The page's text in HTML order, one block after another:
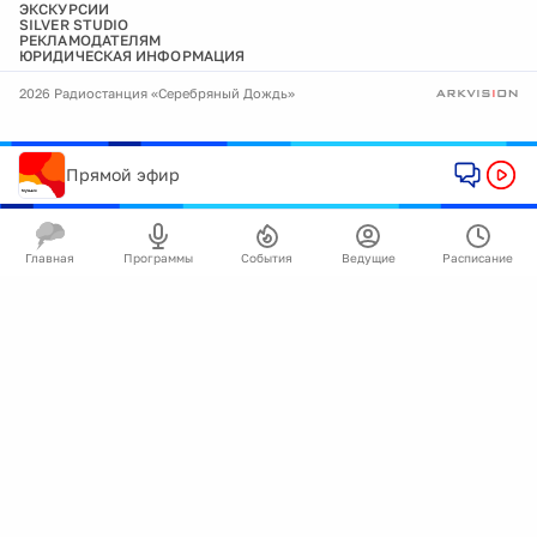
ЭКСКУРСИИ
SILVER STUDIO
РЕКЛАМОДАТЕЛЯМ
ЮРИДИЧЕСКАЯ ИНФОРМАЦИЯ
2026 Радиостанция «Серебряный Дождь»
Прямой эфир
Главная Программы События Ведущие Расписание